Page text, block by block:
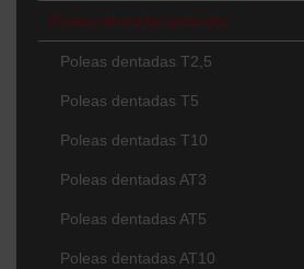
Poleas dentadas estándar
Poleas dentadas T2,5
Poleas dentadas T5
Poleas dentadas T10
Poleas dentadas AT3
Poleas dentadas AT5
Poleas dentadas AT10